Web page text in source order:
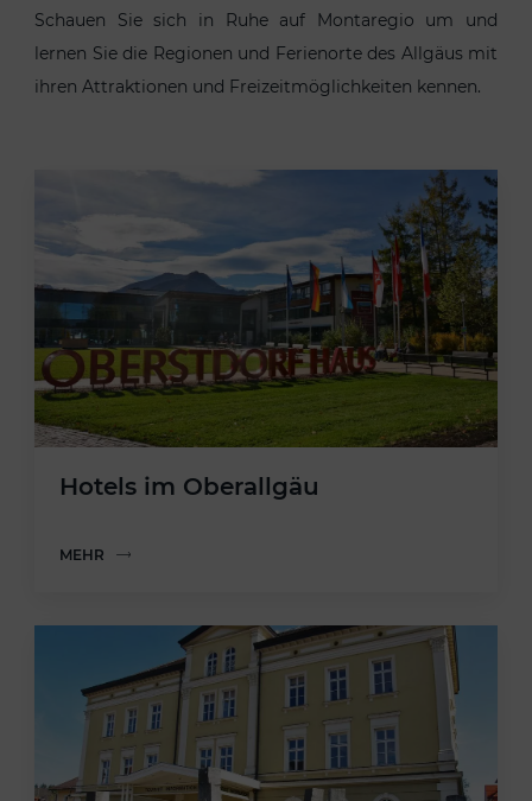
Schauen Sie sich in Ruhe auf Montaregio um und
lernen Sie die Regionen und Ferienorte des Allgäus mit
ihren Attraktionen und Freizeitmöglichkeiten kennen.
Hotels im Oberallgäu
MEHR